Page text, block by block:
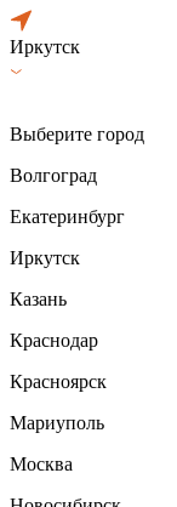
Иркутск
Выберите город
Волгоград
Екатеринбург
Иркутск
Казань
Краснодар
Красноярск
Мариуполь
Москва